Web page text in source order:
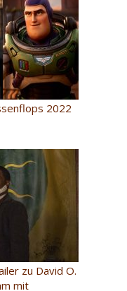
2022
zu David O.
mit